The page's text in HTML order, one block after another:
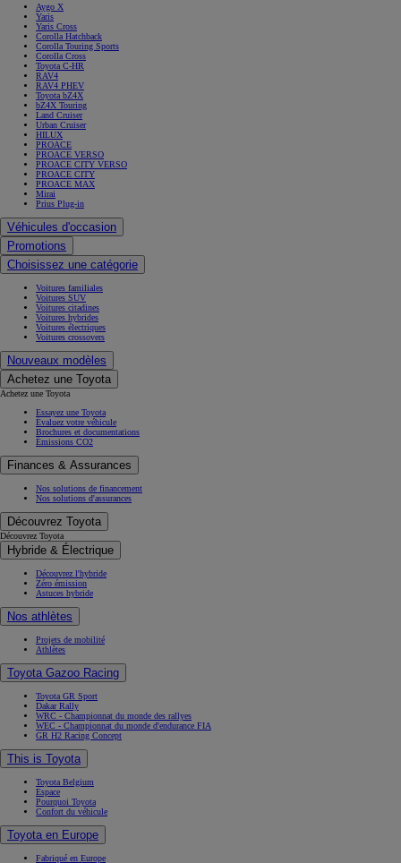
Aygo X
Yaris
Yaris Cross
Corolla Hatchback
Corolla Touring Sports
Corolla Cross
Toyota C-HR
RAV4
RAV4 PHEV
Toyota bZ4X
bZ4X Touring
Land Cruiser
Urban Cruiser
HILUX
PROACE
PROACE VERSO
PROACE CITY VERSO
PROACE CITY
PROACE MAX
Mirai
Prius Plug-in
Véhicules d'occasion
Promotions
Choisissez une catégorie
Voitures familiales
Voitures SUV
Voitures citadines
Voitures hybrides
Voitures électriques
Voitures crossovers
Nouveaux modèles
Achetez une Toyota
Achetez une Toyota
Essayez une Toyota
Évaluez votre véhicule
Brochures et documentations
Émissions CO2
Finances & Assurances
Nos solutions de financement
Nos solutions d'assurances
Découvrez Toyota
Découvrez Toyota
Hybride & Électrique
Découvrez l'hybride
Zéro émission
Astuces hybride
Nos athlètes
Projets de mobilité
Athlètes
Toyota Gazoo Racing
Toyota GR Sport
Dakar Rally
WRC - Championnat du monde des rallyes
WEC - Championnat du monde d'endurance FIA
GR H2 Racing Concept
This is Toyota
Toyota Belgium
Espace
Pourquoi Toyota
Confort du véhicule
Toyota en Europe
Fabriqué en Europe